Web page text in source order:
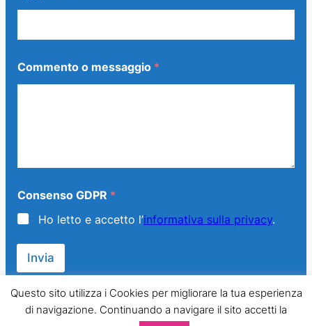
Commento o messaggio *
o
m
m
o
*
Consenso GDPR *
Ho letto e accetto l’informativa sulla privacy.
Invia
© 2013 – 2024 Generazione Famiglia – LMPT Italia. All Rights
Questo sito utilizza i Cookies per migliorare la tua esperienza
di navigazione. Continuando a navigare il sito accetti la